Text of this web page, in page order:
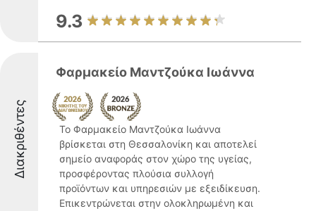
9.3
Διακριθέντες
Φαρμακείο Μαντζούκα Ιωάννα
Το Φαρμακείο Μαντζούκα Ιωάννα
βρίσκεται στη Θεσσαλονίκη και αποτελεί
σημείο αναφοράς στον χώρο της υγείας,
προσφέροντας πλούσια συλλογή
προϊόντων και υπηρεσιών με εξειδίκευση.
Επικεντρώνεται στην ολοκληρωμένη και